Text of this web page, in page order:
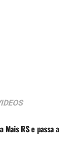
Mais RS e passa a